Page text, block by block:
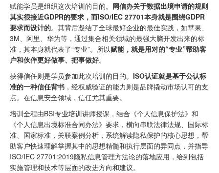
赋能学员是组织这次培训的目的。 网信办关于数据出境申请的规则
其实很接近GDPR的要求，而ISO/IEC 27701本身就是围绕GDPR
要求而设计的。其背后凝结了全球最好企业的最佳实践，如苹果、
3M、阿里、华为等，通过集合相关领域的最强大脑开发出来的标
准，其本身就代表了“专业”。所以赋能，就是用对的“专业”帮助客
户和伙伴更好做事、把事做好。
获得信任则是学员参加此次培训的目的。 ISO认证就是基于公认标
准的一种信任背书 ，经权威验证的能力则是品牌撬动市场认可的支
点。在信息安全领域，信任尤其重要。
培训全程由BSI专业培训讲师授课，结合《个人信息保护法》和
《个人信息出境标准合同办法》要求，横向串联法律法规、国际标
准、国家标准，关联案例分析，系统解读隐私保护的核心思想，帮
助客户快速理解掌握其中的思想精髓和执行层面的异同点，并指导
ISO/IEC 27701:2019隐私信息管理方法论的落地应用，给到包括
实施管理和技术等层面的改进方向和建议。